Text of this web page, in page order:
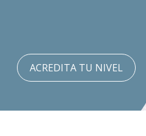
ACREDITA TU NIVEL